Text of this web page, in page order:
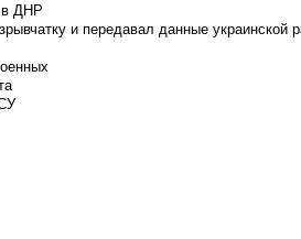
в ДНР
и передавал данные украинской